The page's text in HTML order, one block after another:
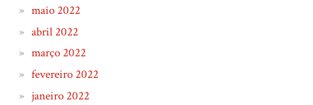
maio 2022
abril 2022
março 2022
fevereiro 2022
janeiro 2022